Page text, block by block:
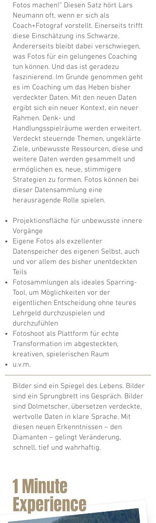
Fotos machen!“ Diesen Satz hört Lars
Neumann oft, wenn er sich als
Coach+Fotograf vorstellt. Einerseits trifft
diese Einschätzung ins Schwarze.
Andererseits bleibt dabei verschwiegen,
was Fotos für ein gelungenes Coaching
tun können. Und das ist geradezu
faszinierend. Im Grunde genommen geht
es im Coaching um das Heben bisher
verdeckter Daten. Mit den neuen Daten
ergibt sich ein neuer Kontext, ein neuer
Rahmen. Denk- und
Handlungsspielräume werden erweitert.
Verdeckt steuernde Themen, ungeklärte
Ziele, unbewusste Ressourcen, diese und
weitere Daten werden gesammelt und
ermöglichen es, neue, stimmigere
Strategien zu formen. Fotos können bei
dieser Datensammlung eine
herausragende Rolle spielen.
Projektionsfläche für unbewusste innere
Vorgänge
Eigene Fotos als exzellenter
Datenspeicher des eigenen Selbst, auch
und vor allem des bisher unentdeckten
Teils
Fotosammlungen als ideales Sparring-
Tool, um Möglichkeiten vor der
eigentlichen Entscheidung ohne teures
Lehrgeld durchzuspielen und
durchzufühlen
Fotoshoot als Plattform für echte
Transformation im abgesteckten,
kreativen, spielerischen Raum
u.v.m.
Bilder sind ein Spiegel des Lebens. Bilder
sind ein Sprungbrett ins Gespräch. Bilder
sind Dolmetscher, übersetzen verdeckte,
wertvolle Daten in klare Sprache. Mit
diesen neuen Erkenntnissen – den
Diamanten – gelingt Veränderung,
schnell, tief und wahrhaftig.
1 Minute
Experience